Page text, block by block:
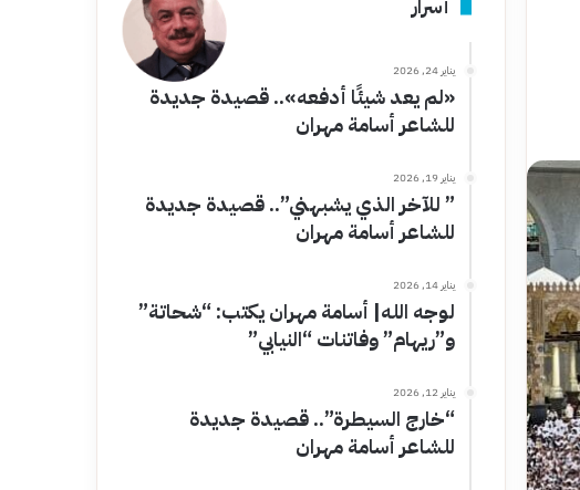
أسرار
يناير 24, 2026
«لم يعد شيئًا أدفعه».. قصيدة جديدة
للشاعر أسامة مهران
يناير 19, 2026
” للآخر الذي يشبهني”.. قصيدة جديدة
للشاعر أسامة مهران
يناير 14, 2026
لوجه الله| أسامة مهران يكتب: “شحاتة”
و”ريهام” وفاتنات “النيابي”
يناير 12, 2026
“خارج السيطرة”.. قصيدة جديدة
للشاعر أسامة مهران